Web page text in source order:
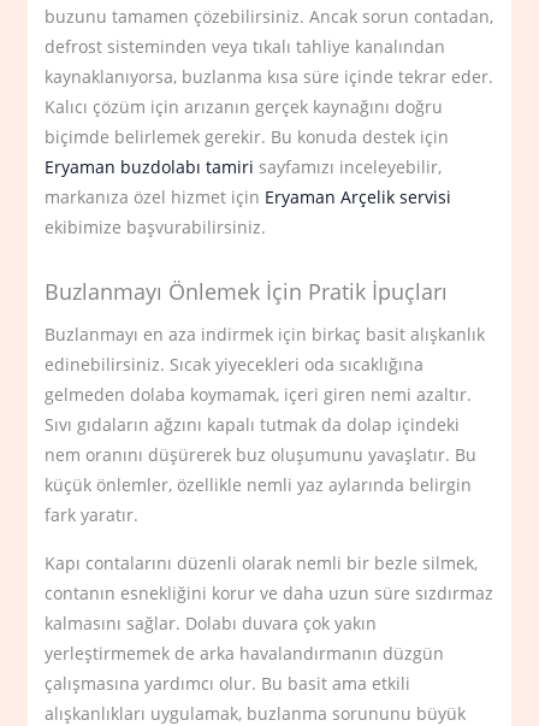
buzunu tamamen çözebilirsiniz. Ancak sorun contadan,
defrost sisteminden veya tıkalı tahliye kanalından
kaynaklanıyorsa, buzlanma kısa süre içinde tekrar eder.
Kalıcı çözüm için arızanın gerçek kaynağını doğru
biçimde belirlemek gerekir. Bu konuda destek için
Eryaman buzdolabı tamiri sayfamızı inceleyebilir,
markanıza özel hizmet için Eryaman Arçelik servisi
ekibimize başvurabilirsiniz.
Buzlanmayı Önlemek İçin Pratik İpuçları
Buzlanmayı en aza indirmek için birkaç basit alışkanlık
edinebilirsiniz. Sıcak yiyecekleri oda sıcaklığına
gelmeden dolaba koymamak, içeri giren nemi azaltır.
Sıvı gıdaların ağzını kapalı tutmak da dolap içindeki
nem oranını düşürerek buz oluşumunu yavaşlatır. Bu
küçük önlemler, özellikle nemli yaz aylarında belirgin
fark yaratır.
Kapı contalarını düzenli olarak nemli bir bezle silmek,
contanın esnekliğini korur ve daha uzun süre sızdırmaz
kalmasını sağlar. Dolabı duvara çok yakın
yerleştirmemek de arka havalandırmanın düzgün
çalışmasına yardımcı olur. Bu basit ama etkili
alışkanlıkları uygulamak, buzlanma sorununu büyük